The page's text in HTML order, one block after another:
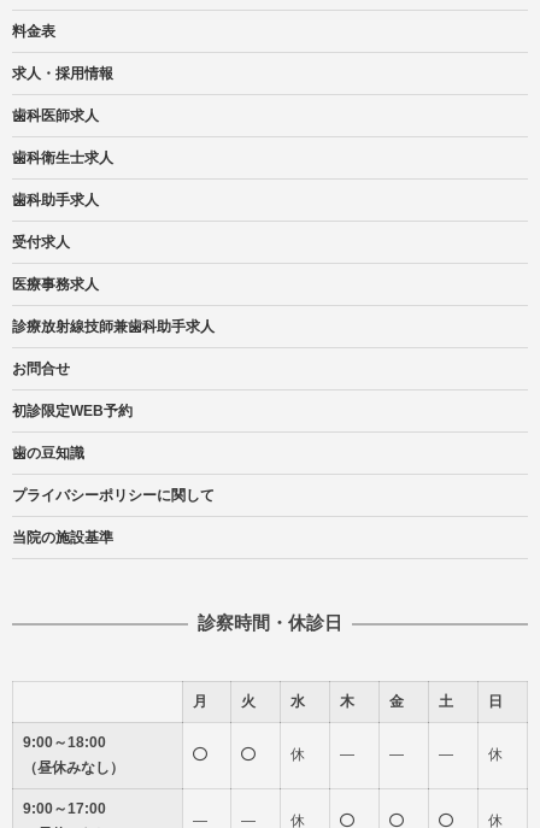
料金表
求人・採用情報
歯科医師求人
歯科衛生士求人
歯科助手求人
受付求人
医療事務求人
診療放射線技師兼歯科助手求人
お問合せ
初診限定WEB予約
歯の豆知識
プライバシーポリシーに関して
当院の施設基準
診察時間・休診日
月 火 水 木 金 土 日
9:00～18:00
（昼休みなし）
休 ― ― ― 休
9:00～17:00
― ― 休 休